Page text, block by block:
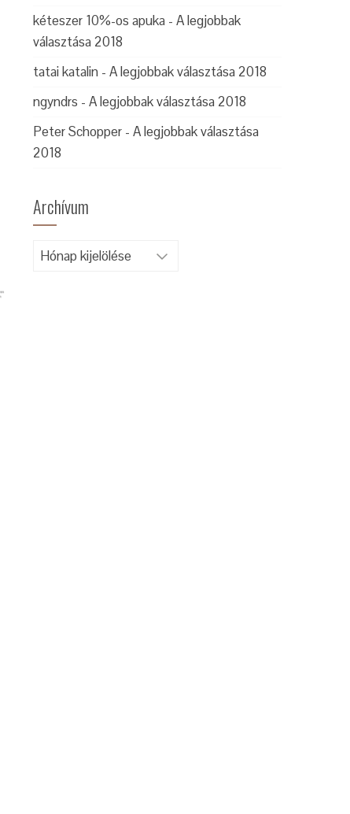
kéteszer 10%-os apuka -A legjobbak
választása 2018
tatai katalin -A legjobbak választása 2018
ngyndrs -A legjobbak választása 2018
Peter Schopper -A legjobbak választása
2018
Archívum
Archívum